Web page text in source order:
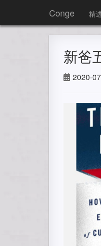
Conge 精
新爸
2020-